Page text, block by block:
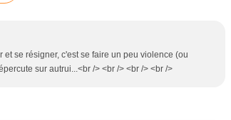
et se résigner, c'est se faire un peu violence (ou
sur autrui...<br /> <br /> <br /> <br />